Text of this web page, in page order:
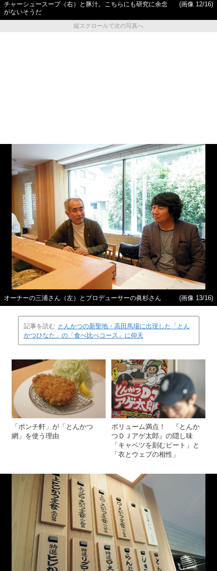
チャーシュースープ（右）と豚汁。こちらにも研究に余念
がないそうだ
(画像 12/16)
縦スクロールで次の写真へ
オーナーの三浦さん（左）とプロデューサーの眞杉さん (画像 13/16)
記事を読む とんかつの新聖地・高田馬場に出現した「とん
かつひなた」の「食べ比べコース」に仰天
「ポンチ軒」が「とんかつ
網」を使う理由
ボリューム満点！ 『とんか
つＤＪアゲ太郎』の隠し味
「キャベツを刻むビート」と
「衣とウェブの相性」